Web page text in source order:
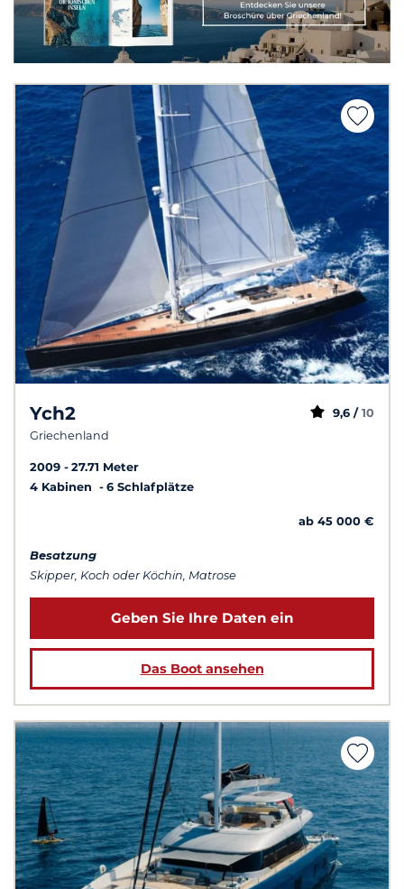
Ych2
Griechenland
9,6 / 10
2009
27.71 Meter
4 Kabinen
6 Schlafplätze
ab 45 000 €
Besatzung
Skipper, Koch oder Köchin, Matrose
Geben Sie Ihre Daten ein
Das Boot ansehen